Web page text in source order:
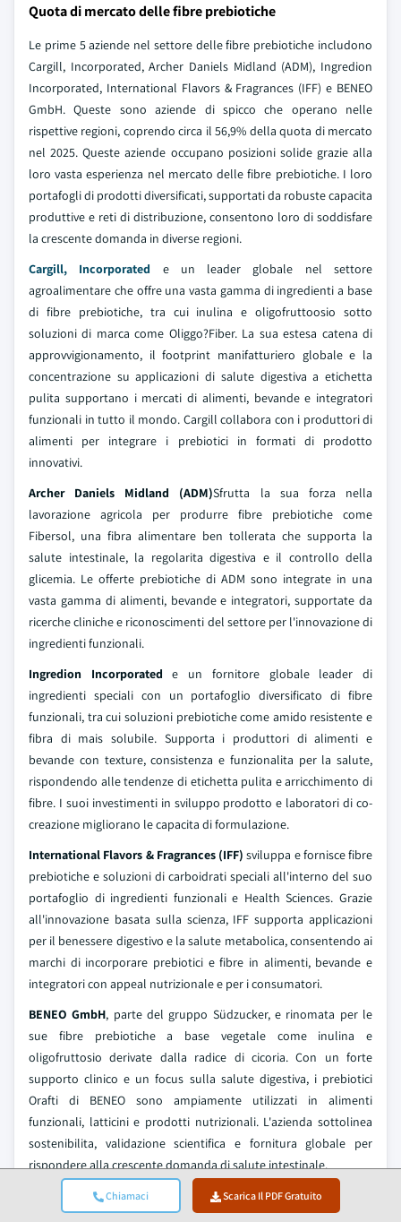
Chiamaci Scarica Il PDF Gratuito
Quota di mercato delle fibre prebiotiche
Le prime 5 aziende nel settore delle fibre prebiotiche includono
Cargill, Incorporated, Archer Daniels Midland (ADM), Ingredion
Incorporated, International Flavors & Fragrances (IFF) e BENEO
GmbH. Queste sono aziende di spicco che operano nelle
rispettive regioni, coprendo circa il 56,9% della quota di mercato
nel 2025. Queste aziende occupano posizioni solide grazie alla
loro vasta esperienza nel mercato delle fibre prebiotiche. I loro
portafogli di prodotti diversificati, supportati da robuste capacita
produttive e reti di distribuzione, consentono loro di soddisfare
la crescente domanda in diverse regioni.
Cargill, Incorporated e un leader globale nel settore
agroalimentare che offre una vasta gamma di ingredienti a base
di fibre prebiotiche, tra cui inulina e oligofruttoosio sotto
soluzioni di marca come Oliggo?Fiber. La sua estesa catena di
approvvigionamento, il footprint manifatturiero globale e la
concentrazione su applicazioni di salute digestiva a etichetta
pulita supportano i mercati di alimenti, bevande e integratori
funzionali in tutto il mondo. Cargill collabora con i produttori di
alimenti per integrare i prebiotici in formati di prodotto
innovativi.
Archer Daniels Midland (ADM)Sfrutta la sua forza nella
lavorazione agricola per produrre fibre prebiotiche come
Fibersol, una fibra alimentare ben tollerata che supporta la
salute intestinale, la regolarita digestiva e il controllo della
glicemia. Le offerte prebiotiche di ADM sono integrate in una
vasta gamma di alimenti, bevande e integratori, supportate da
ricerche cliniche e riconoscimenti del settore per l'innovazione di
ingredienti funzionali.
Ingredion Incorporated e un fornitore globale leader di
ingredienti speciali con un portafoglio diversificato di fibre
funzionali, tra cui soluzioni prebiotiche come amido resistente e
fibra di mais solubile. Supporta i produttori di alimenti e
bevande con texture, consistenza e funzionalita per la salute,
rispondendo alle tendenze di etichetta pulita e arricchimento di
fibre. I suoi investimenti in sviluppo prodotto e laboratori di co-
creazione migliorano le capacita di formulazione.
International Flavors & Fragrances (IFF) sviluppa e fornisce fibre
prebiotiche e soluzioni di carboidrati speciali all'interno del suo
portafoglio di ingredienti funzionali e Health Sciences. Grazie
all'innovazione basata sulla scienza, IFF supporta applicazioni
per il benessere digestivo e la salute metabolica, consentendo ai
marchi di incorporare prebiotici e fibre in alimenti, bevande e
integratori con appeal nutrizionale e per i consumatori.
BENEO GmbH, parte del gruppo Südzucker, e rinomata per le
sue fibre prebiotiche a base vegetale come inulina e
oligofruttosio derivate dalla radice di cicoria. Con un forte
supporto clinico e un focus sulla salute digestiva, i prebiotici
Orafti di BENEO sono ampiamente utilizzati in alimenti
funzionali, latticini e prodotti nutrizionali. L'azienda sottolinea
sostenibilita, validazione scientifica e fornitura globale per
rispondere alla crescente domanda di salute intestinale.
Le principali aziende operanti nel settore delle fibre prebiotiche
includono: